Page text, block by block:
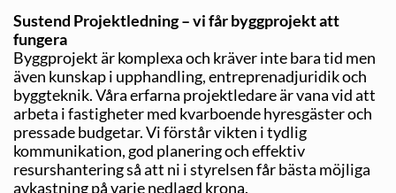
Sustend Projektledning – vi får byggprojekt att
fungera
Byggprojekt är komplexa och kräver inte bara tid men
även kunskap i upphandling, entreprenadjuridik och
byggteknik. Våra erfarna projektledare är vana vid att
arbeta i fastigheter med kvarboende hyresgäster och
pressade budgetar. Vi förstår vikten i tydlig
kommunikation, god planering och effektiv
resurshantering så att ni i styrelsen får bästa möjliga
avkastning på varje nedlagd krona.